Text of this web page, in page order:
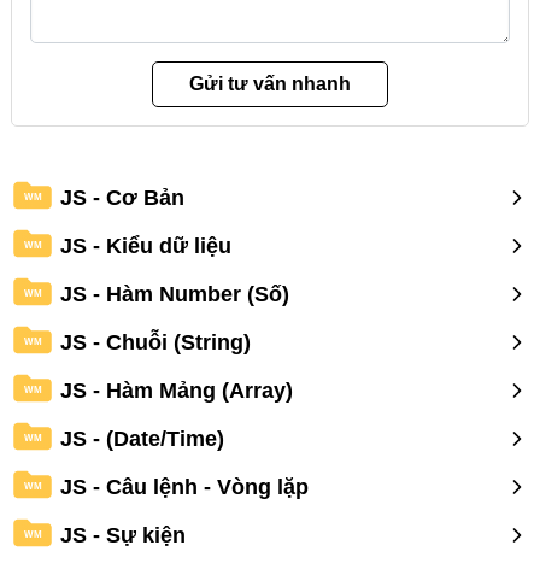
WM JS - Cơ Bản
WM JS - Kiểu dữ liệu
WM JS - Hàm Number (Số)
WM JS - Chuỗi (String)
WM JS - Hàm Mảng (Array)
WM JS - (Date/Time)
WM JS - Câu lệnh - Vòng lặp
WM JS - Sự kiện